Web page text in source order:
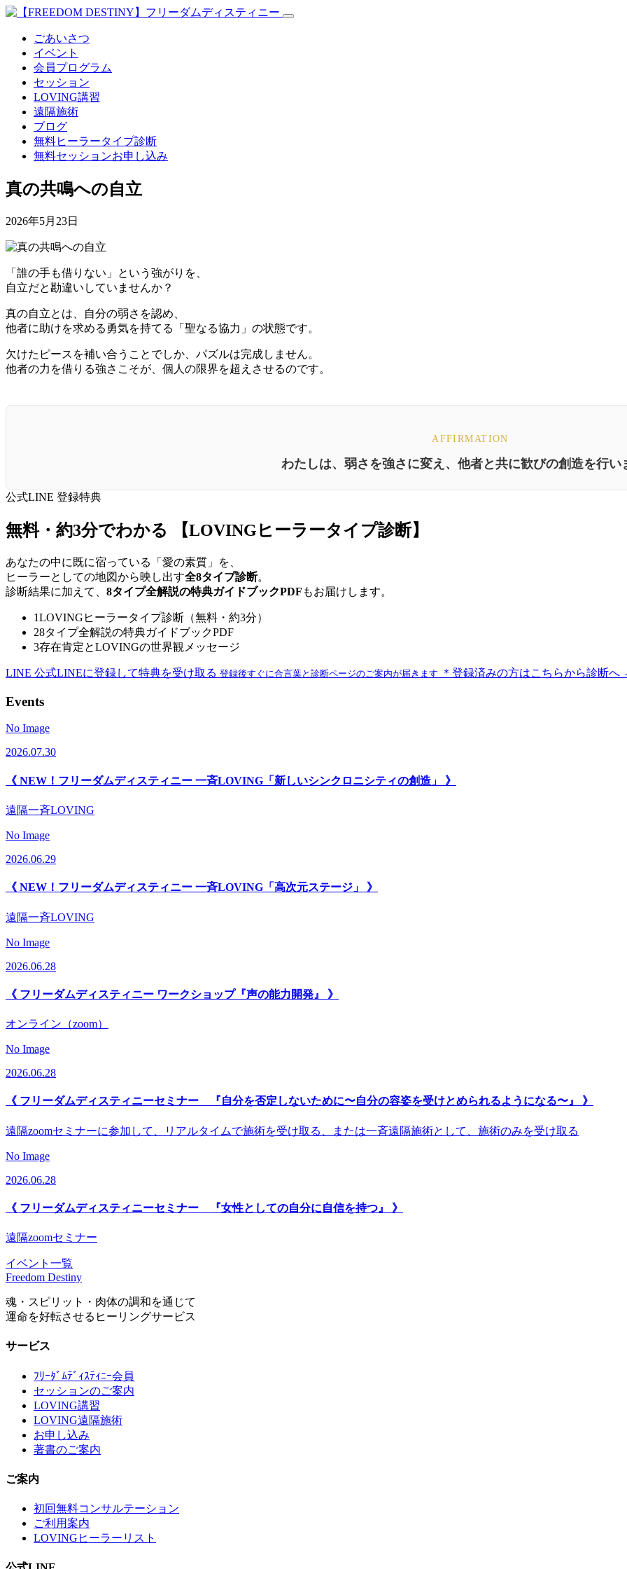
ごあいさつ
イベント
会員プログラム
セッション
LOVING講習
遠隔施術
ブログ
無料ヒーラータイプ診断
無料セッションお申し込み
真の共鳴への自立
2026年5月23日
「誰の手も借りない」という強がりを、
自立だと勘違いしていませんか？
真の自立とは、自分の弱さを認め、
他者に助けを求める勇気を持てる「聖なる協力」の状態です。
欠けたピースを補い合うことでしか、パズルは完成しません。
他者の力を借りる強さこそが、個人の限界を超えさせるのです。
AFFIRMATION
わたしは、弱さを強さに変え、他者と共に歓びの創造を行い
公式LINE 登録特典
無料・約3分でわかる 【LOVINGヒーラータイプ診断】
あなたの中に既に宿っている「愛の素質」を、
ヒーラーとしての地図から映し出す全8タイプ診断。
診断結果に加えて、 8タイプ全解説の特典ガイドブックPDF もお届けします。
1LOVINGヒーラータイプ診断（無料・約3分）
28タイプ全解説の特典ガイドブックPDF
3存在肯定とLOVINGの世界観メッセージ
LINE 公式LINEに登録して特典を受け取る 登録後すぐに合言葉と診断ページのご案内が届きます ＊登録済みの方はこちらから診断へ
Events
No Image
2026.07.30
《 NEW！フリーダムディスティニー 一斉LOVING「新しいシンクロニシティの創造」 》
遠隔一斉LOVING
No Image
2026.06.29
《 NEW！フリーダムディスティニー 一斉LOVING「高次元ステージ」 》
遠隔一斉LOVING
No Image
2026.06.28
《 フリーダムディスティニー ワークショップ『声の能力開発』 》
オンライン（zoom）
No Image
2026.06.28
《 フリーダムディスティニーセミナー 『自分を否定しないために〜自分の容姿を受けとめられるようになる〜』 》
遠隔zoomセミナーに参加して、リアルタイムで施術を受け取る、または一斉遠隔施術として、施術のみを受け取る
No Image
2026.06.28
《 フリーダムディスティニーセミナー 『女性としての自分に自信を持つ』 》
遠隔zoomセミナー
イベント一覧
Freedom Destiny
魂・スピリット・肉体の調和を通じて
運命を好転させるヒーリングサービス
サービス
ﾌﾘｰﾀﾞﾑﾃﾞｨｽﾃｨﾆｰ会員
セッションのご案内
LOVING講習
LOVING遠隔施術
お申し込み
著書のご案内
ご案内
初回無料コンサルテーション
ご利用案内
LOVINGヒーラーリスト